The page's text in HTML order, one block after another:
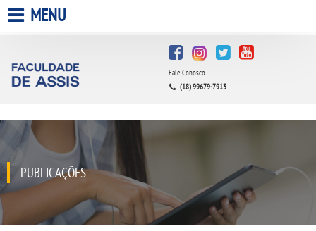
A FACULDADE
QUEM SOMOS
INFRAESTRUTURA
MENU
Fale Conosco
(18) 99679-7913
PUBLICAÇÕES